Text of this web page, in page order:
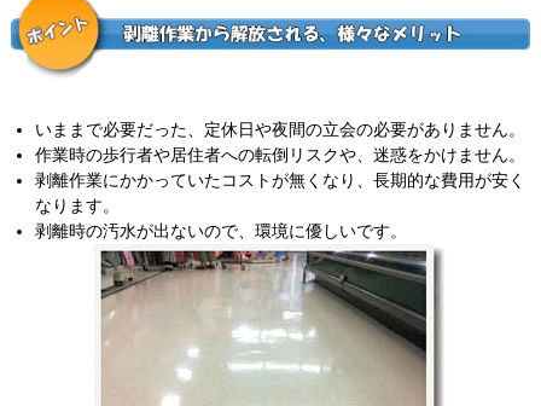
いままで必要だった、定休日や夜間の立会の必要がありません。
作業時の歩行者や居住者への転倒リスクや、迷惑をかけません。
剥離作業にかかっていたコストが無くなり、長期的な費用が安く
なります。
剥離時の汚水が出ないので、環境に優しいです。